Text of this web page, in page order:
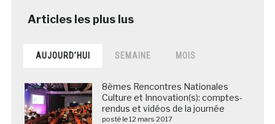
AUJOURD’HUI SEMAINE MOIS
8èmes Rencontres Nationales
Culture et Innovation(s): comptes-
rendus et vidéos de la journée
posté le 12 mars 2017